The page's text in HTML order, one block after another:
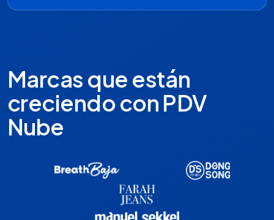
Marcas que están
creciendo con PDV
Nube